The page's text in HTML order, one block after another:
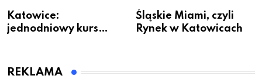
Katowice:
jednodniowy kurs
dzieci
Śląskie Miami, czyli
Rynek w Katowicach
REKLAMA